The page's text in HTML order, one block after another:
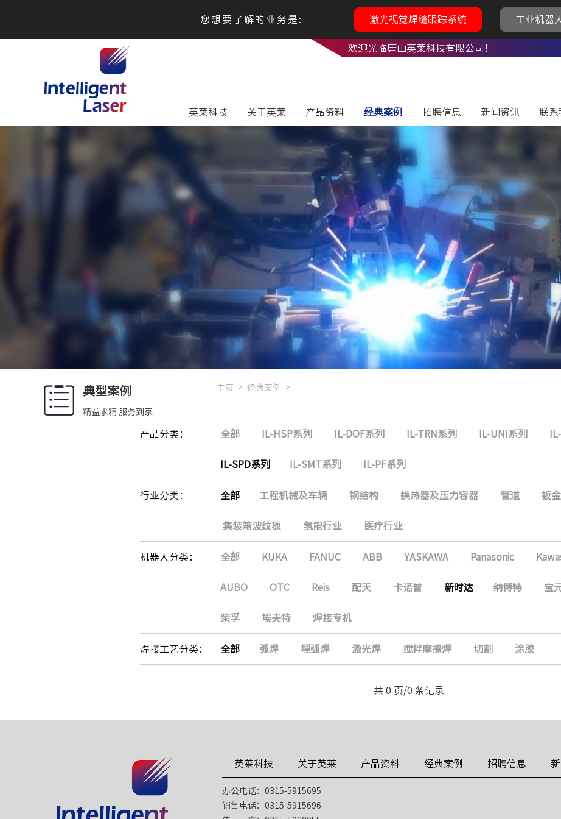
您想要了解的业务是: 激光视觉焊缝跟踪系统 工业机器
欢迎光临唐山英莱科技有限公司！
英莱科技 关于英莱 产品资料 经典案例 招聘信息 新闻资讯 联系
典型案例
精益求精 服务到家
主页 > 经典案例 >
产品分类： 全部 IL-HSP系列 IL-DOF系列 IL-TRN系列 IL-UNI系列
IL-SPD系列 IL-SMT系列 IL-PF系列
行业分类： 全部 工程机械及车辆 钢结构 换热器及压力容器 管道 钣
集装箱波纹板 氢能行业 医疗行业
机器人分类： 全部 KUKA FANUC ABB YASKAWA Panasonic
AUBO OTC Reis 配天 卡诺普 新时达 纳博特 宝
柴孚 埃夫特 焊接专机
焊接工艺分类： 全部 弧焊 埋弧焊 激光焊 搅拌摩擦焊 切割 涂胶
共 0 页/0 条记录
英莱科技 关于英莱 产品资料 经典案例 招聘信息
办公电话：0315-5915695
销售电话：0315-5915696